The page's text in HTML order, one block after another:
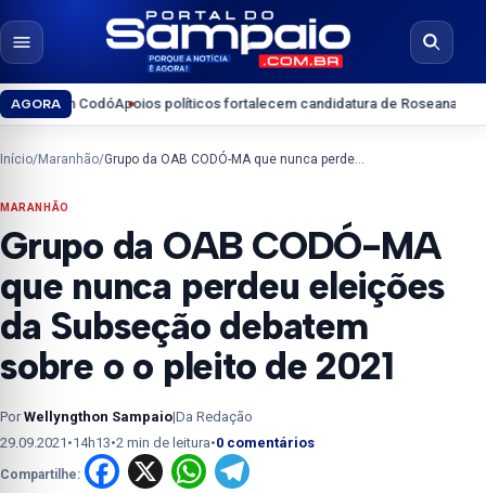
Pular para o conteúdo
Abrir menu
Abrir
AGORA
CodóApoios políticos fortalecem candidatura de Roseana Sarney ao
Início/Maranhão/ Grupo da OAB CODÓ-MA que nunca perdeu eleições da Subseção debatem sobre o o pleito de 2021
MARANHÃO
Grupo da OAB CODÓ-MA
que nunca perdeu eleições
da Subseção debatem
sobre o o pleito de 2021
PorWellyngthon Sampaio|Da Redação
29.09.2021 •14h13•2 min de leitura•0 comentários
Compartilhe: Facebook
X WhatsApp